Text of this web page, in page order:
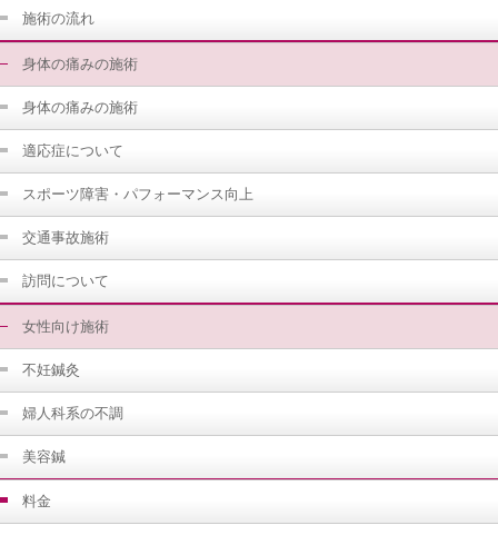
施術の流れ
身体の痛みの施術
身体の痛みの施術
適応症について
スポーツ障害・パフォーマンス向上
交通事故施術
訪問について
女性向け施術
不妊鍼灸
婦人科系の不調
美容鍼
料金